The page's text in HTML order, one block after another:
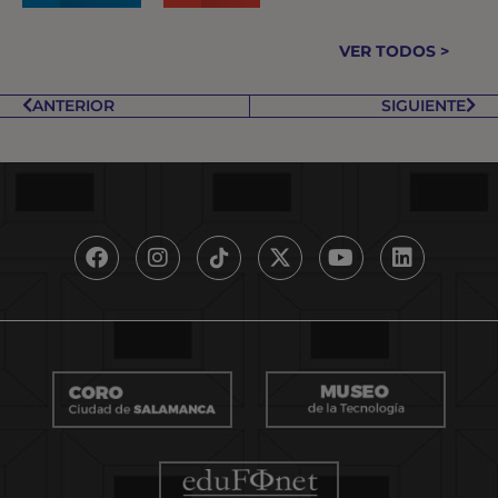
VER TODOS >
ANTERIOR SIGUIENTE